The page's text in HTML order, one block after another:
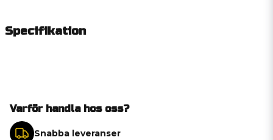
Specifikation
Varför handla hos oss?
Snabba leveranser